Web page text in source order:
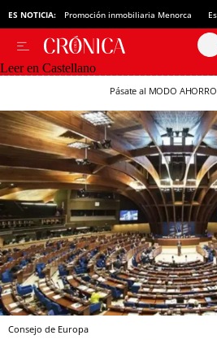
ES NOTICIA: Promoción inmobiliaria Menorca
Leer en Castellano
Pásate al MODO AHORRO
Consejo de Europa